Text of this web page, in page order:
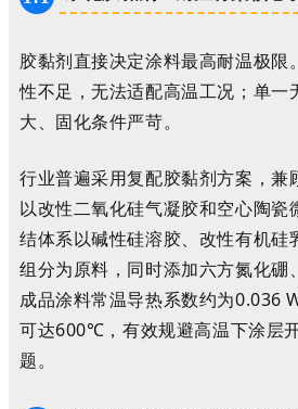
胶黏剂直接决定涂料最高耐温极限
性不足，无法适配高温工况；单一
大、固化条件严苛。
行业普遍采用复配胶黏剂方案，兼
以改性二氧化硅气凝胶和空心陶瓷
结体系以碱性硅溶胶、改性有机硅
组分为原料，同时添加六方氮化硼
成品涂料常温导热系数约为0.036
可达600℃，有效规避高温下涂层
题。